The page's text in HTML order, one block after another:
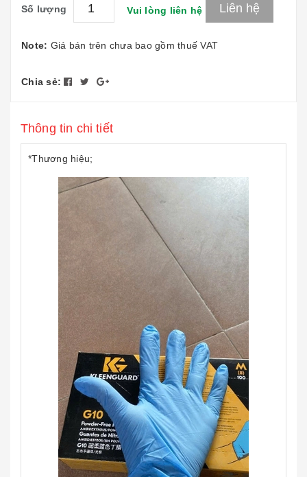
Số lượng Vui lòng liên hệ Liên hệ
Note: Giá bán trên chưa bao gồm thuế VAT
Chia sẻ:
Thông tin chi tiết
*Thương hiệu;